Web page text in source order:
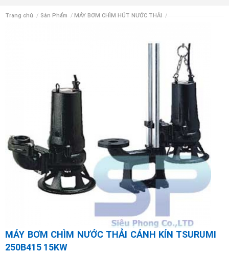
Trang chủ / Sản Phẩm / MÁY BƠM CHÌM HÚT NƯỚC THẢI /
MÁY BƠM CHÌM NƯỚC THẢI CÁNH KÍN TSURUMI
250B415 15KW